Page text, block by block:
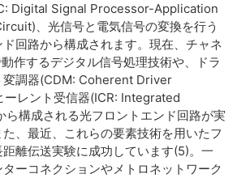
Digital Signal Processor-Application
、光信号と電気信号の変換を行う
回路から構成されます。現在、チャネ
作するデジタル信号処理技術や、ドラ
変調器(CDM: Coherent Driver
レント受信器(ICR: Integrated
構成される光フロントエンド回路が実
、最近、これらの要素技術を用いたフ
離伝送実験に成功しています(5)。一
ーコネクションやメトロネットワーク